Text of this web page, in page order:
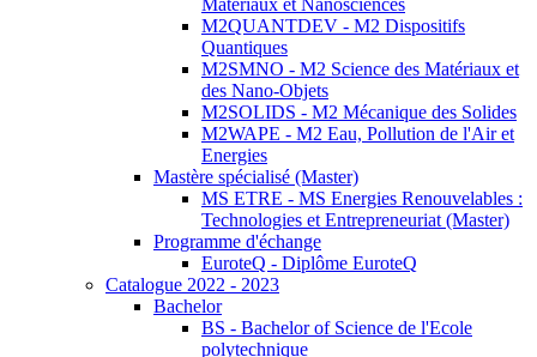
Matériaux et Nanosciences
M2QUANTDEV - M2 Dispositifs
Quantiques
M2SMNO - M2 Science des Matériaux et
des Nano-Objets
M2SOLIDS - M2 Mécanique des Solides
M2WAPE - M2 Eau, Pollution de l'Air et
Energies
Mastère spécialisé (Master)
MS ETRE - MS Energies Renouvelables :
Technologies et Entrepreneuriat (Master)
Programme d'échange
EuroteQ - Diplôme EuroteQ
Catalogue 2022 - 2023
Bachelor
BS - Bachelor of Science de l'Ecole
polytechnique